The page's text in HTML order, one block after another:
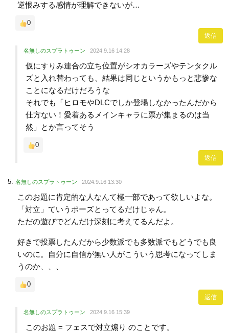
逆恨みする感情が理解できないが…
0
返信
名無しのスプラトゥーン 2024.9.16 14:28
仮にすりみ連合の立ち位置がシオカラーズやテンタクル
ズと入れ替わっても、結果は同じというかもっと悲惨な
ことになるだけだろうな
それでも「ヒロモやDLCでしか登場しなかったんだから
仕方ない！愛着あるメインキャラに票が集まるのは当
然」とか言ってそう
0
返信
名無しのスプラトゥーン 2024.9.16 13:30
このお題に肯定的な人なんて極一部であって欲しいよな。
「対立」ていうポーズとってるだけじゃん。
ただの遊びでどんだけ深刻に考えてるんだよ。
好きで投票したんだから少数派でも多数派でもどうでも良
いのに。自分に自信が無い人がこういう思考になってしま
うのか、、、
0
返信
名無しのスプラトゥーン 2024.9.16 15:39
このお題 = フェスで対立煽り のことです。